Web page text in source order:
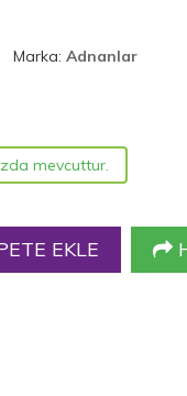
Marka:Adnanlar
mevcuttur.
EKLE